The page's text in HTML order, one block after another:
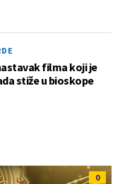
filma koji je
stiže u bioskope
0